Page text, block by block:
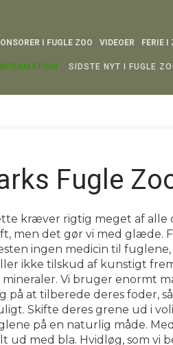
I FUGLE ZOO VIDEOER FERIE I
INFORMATION SIDSTE NYT I FUGLE
Fugle
kræver rigtig meget af alle
men det gør vi med glæde.
ingen medicin til fuglene,
ikke tilskud af kunstigt
mineraler. Vi bruger enormt
på at tilberede deres foder,
Skifte deres grene ud i
på en naturlig måde.
ud med bla. Hvidløg, som vi